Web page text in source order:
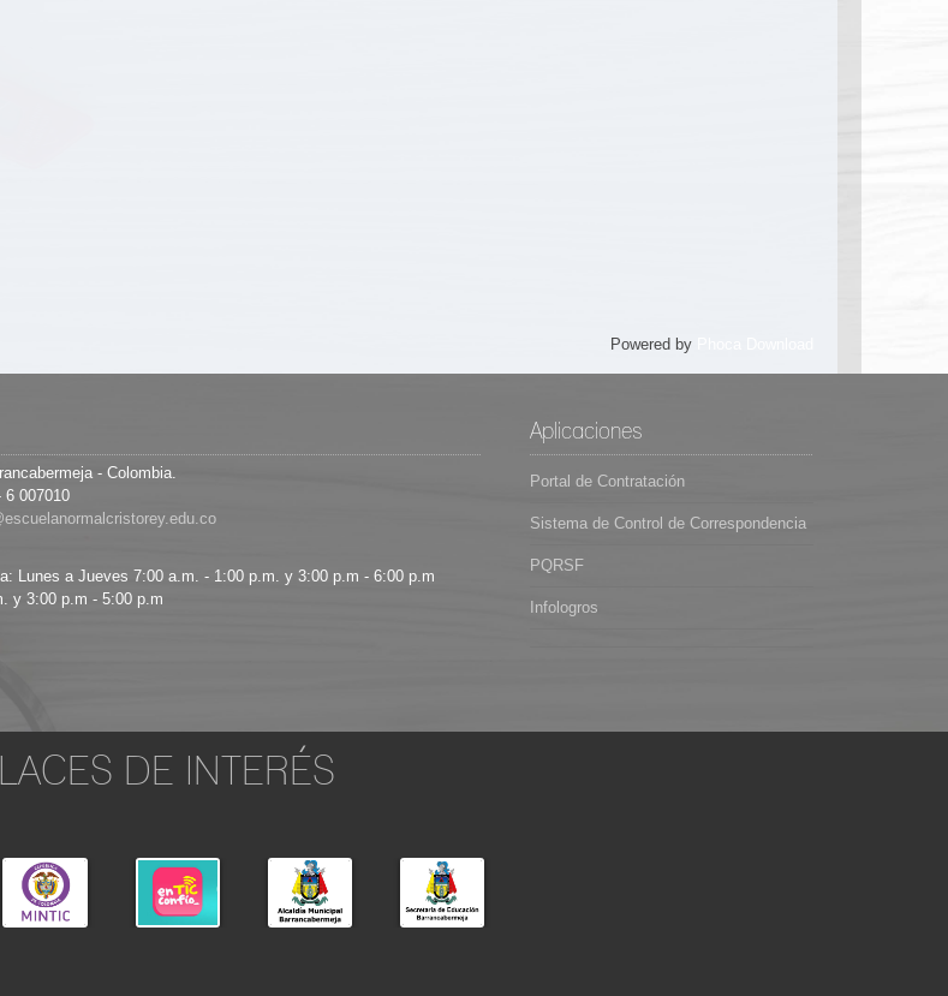
Powered by
- Colombia.
6 007010
Lunes a Jueves 7:00 a.m. - 1:00 p.m. y 3:00 p.m - 6:00 p.m
y 3:00 p.m - 5:00 p.m
Aplicaciones
Portal de Contratación
Sistema de Control de Correspondencia
PQRSF
Infologros
DE INTERÉS